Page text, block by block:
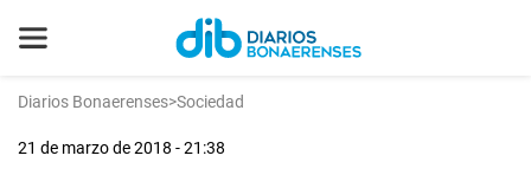
Diarios Bonaerenses>Sociedad
21 de marzo de 2018 - 21:38